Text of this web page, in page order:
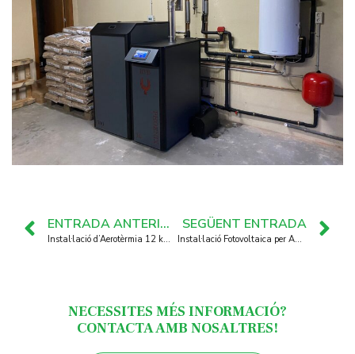
ENTRADA ANTERIOR
Instal·lació d’Aerotèrmia 12 kW amb terra radiant / refrescant a Sant Pere Molanta
SEGÜENT ENTRADA
Instal·lació Fotovoltaica per Autoconsum de 5 kW a Olivella
NECESSITES MÉS INFORMACIÓ?
CONTACTA AMB NOSALTRES!